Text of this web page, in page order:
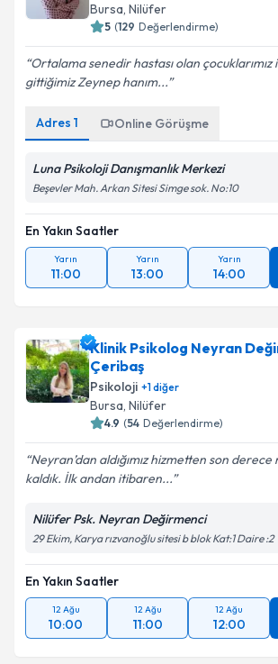
Bursa, Nilüfer
5 (129 Değerlendirme)
Ortalama senedir hastası olan çocuklarımız
gittiğimiz Zeynep hanım...
Adres 1 Online Görüşme
Luna Psikoloji Danışmanlık Merkezi
Beşevler Mah. Arkan Sitesi Simge sok. No:10
En Yakın Saatler
Yarın
11:00
Yarın
13:00
Yarın
14:00
Klinik Psikolog Neyran
Çeribaş
Psikoloji +1diğer
Bursa, Nilüfer
4.9 (54 Değerlendirme)
Neyran’dan aldığımız hizmetten son derece
kaldık. İlk andan itibaren...
Nilüfer Psk. Neyran Değirmenci
29 Ekim, Karya rızvanoğlu sitesi b blok Kat:1 Daire :2
En Yakın Saatler
12 Ağu
10:00
12 Ağu
11:00
12 Ağu
12:00